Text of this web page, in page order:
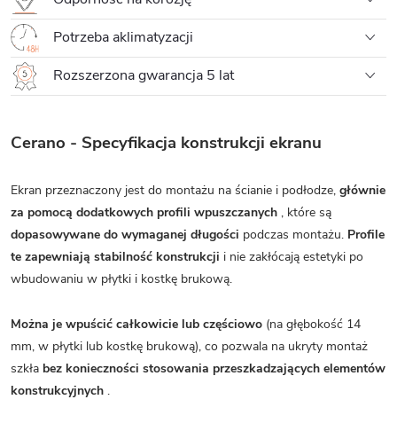
Potrzeba aklimatyzacji
Rozszerzona gwarancja 5 lat
Cerano - Specyfikacja konstrukcji ekranu
Ekran przeznaczony jest do montażu na ścianie i podłodze, głównie
za pomocą dodatkowych profili wpuszczanych , które są
dopasowywane do wymaganej długości podczas montażu. Profile
te zapewniają stabilność konstrukcji i nie zakłócają estetyki po
wbudowaniu w płytki i kostkę brukową.
Można je wpuścić całkowicie lub częściowo (na głębokość 14
mm, w płytki lub kostkę brukową), co pozwala na ukryty montaż
szkła bez konieczności stosowania przeszkadzających elementów
konstrukcyjnych .